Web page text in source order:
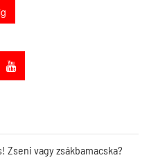
Zseni vagy zsákbamacska?